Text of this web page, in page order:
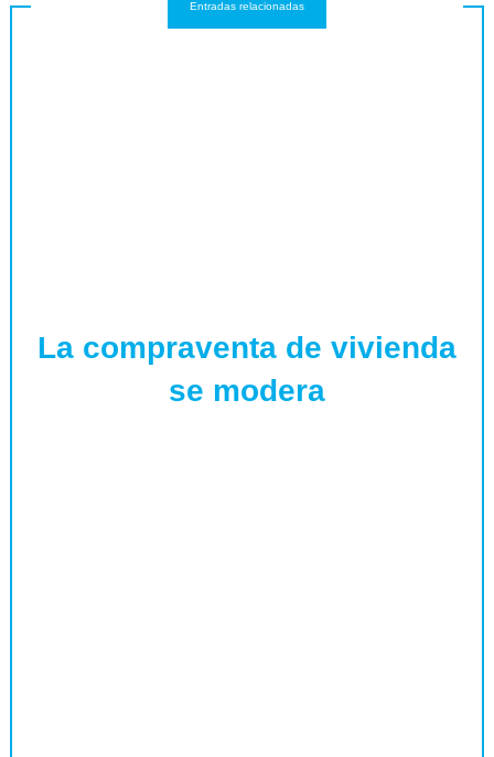
Entradas relacionadas
La compraventa de vivienda
se modera